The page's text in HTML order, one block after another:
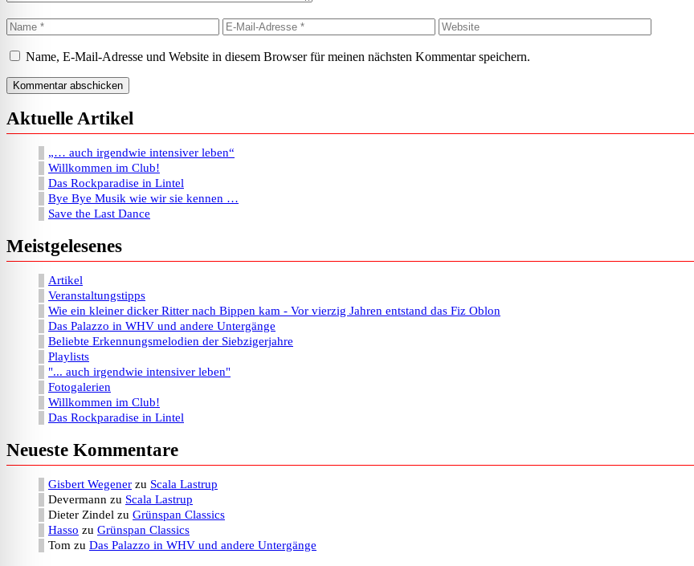
Name
E-
Mail-
Adresse
Website
Name, E-Mail-Adresse und Website in diesem Browser für meinen nächsten Kommentar speichern.
Aktuelle Artikel
„… auch irgendwie intensiver leben“
Willkommen im Club!
Das Rockparadise in Lintel
Bye Bye Musik wie wir sie kennen …
Save the Last Dance
Meistgelesenes
Artikel
Veranstaltungstipps
Wie ein kleiner dicker Ritter nach Bippen kam - Vor vierzig Jahren entstand das Fiz Oblon
Das Palazzo in WHV und andere Untergänge
Beliebte Erkennungsmelodien der Siebzigerjahre
Playlists
"... auch irgendwie intensiver leben"
Fotogalerien
Willkommen im Club!
Das Rockparadise in Lintel
Neueste Kommentare
Gisbert Wegener zu Scala Lastrup
Devermann zu Scala Lastrup
Dieter Zindel zu Grünspan Classics
Hasso zu Grünspan Classics
Tom zu Das Palazzo in WHV und andere Untergänge